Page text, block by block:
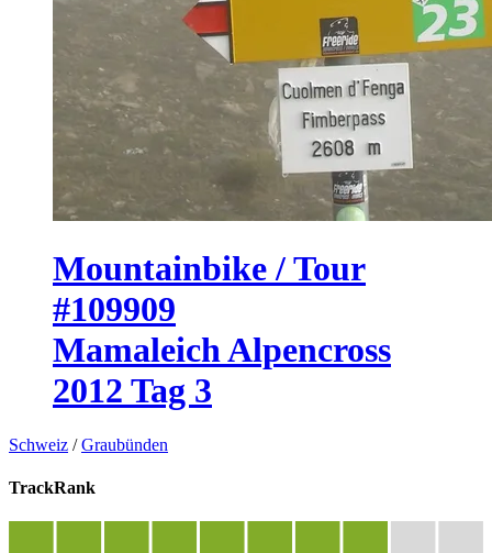
Mountainbike / Tour
#109909
Mamaleich Alpencross
2012 Tag 3
Schweiz /Graubünden
TrackRank